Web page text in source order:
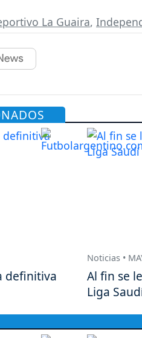
La Guaira,
definitiva
Noticias •
Al fin se
Liga